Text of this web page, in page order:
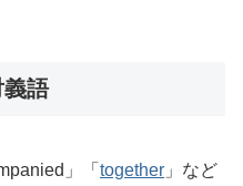
義語
」「 together 」など